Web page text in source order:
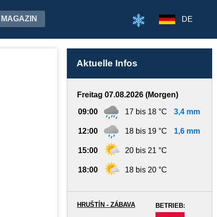
MAGAZIN DE
Aktuelle Infos
Freitag 07.08.2026 (Morgen)
09:00 17 bis 18 °C 3,4 mm
12:00 18 bis 19 °C 1,6 mm
15:00 20 bis 21 °C
18:00 18 bis 20 °C
BETRIEB:
HRUŠTÍN - ZÁBAVA